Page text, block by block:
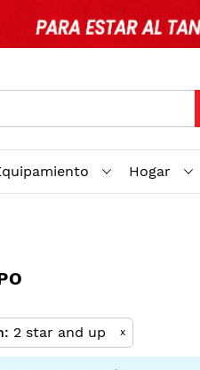
Hogar
2 star and up x